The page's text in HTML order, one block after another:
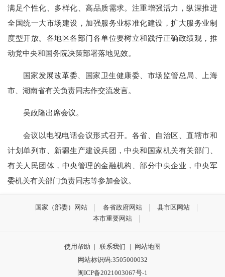
满足个性化、多样化、高品质需求。注重增强活力，纵深推进
全国统一大市场建设，加强服务业标准化建设，扩大服务业制
度型开放。各地区各部门各单位要树立和践行正确政绩观，推
动党中央和国务院决策部署落地见效。
国家发展改革委、国家卫生健康委、市场监管总局、上海
市、湖南省有关负责同志作交流发言。
吴政隆出席会议。
会议以电视电话会议形式召开。各省、自治区、直辖市和
计划单列市、新疆生产建设兵团，中央和国家机关有关部门、
有关人民团体，中央管理的金融机构、部分中央企业，中央军
委机关有关部门负责同志等参加会议。
国家（部委）网站 各省政府网站
县市区网站
本市重要网站
使用帮助 | 联系我们 | 网站地图
网站标识码:3505000032
闽ICP备2021003067号-1